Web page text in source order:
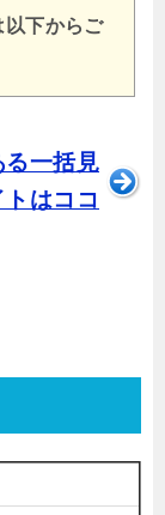
下からご
る一括見
はココ